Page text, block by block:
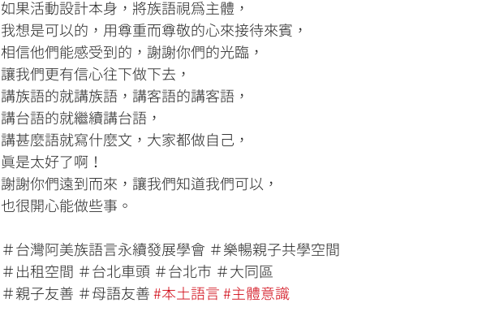
如果活動設計本身，將族語視為主體，
我想是可以的，用尊重而尊敬的心來接待來賓，
相信他們能感受到的，謝謝你們的光臨，
讓我們更有信心往下做下去，
講族語的就講族語，講客語的講客語，
講台語的就繼續講台語，
講甚麼語就寫什麼文，大家都做自己，
真是太好了啊！
謝謝你們遠到而來，讓我們知道我們可以，
也很開心能做些事。
＃台灣阿美族語言永續發展學會 ＃樂暢親子共學空間
＃出租空間 ＃台北車頭 ＃台北市 ＃大同區
＃親子友善 ＃母語友善 #本土語言 #主體意識